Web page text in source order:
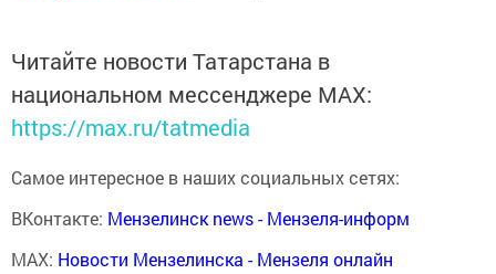
Читайте новости Татарстана в
национальном мессенджере MАХ:
https://max.ru/tatmedia
Самое интересное в наших социальных сетях:
ВКонтакте: Мензелинск news - Мензеля-информ
MAX: Новости Мензелинска - Мензеля онлайн